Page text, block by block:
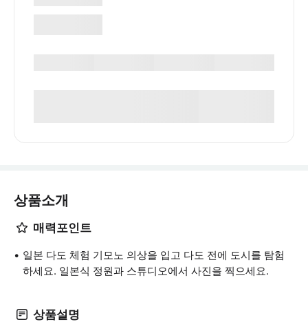
상품소개
매력포인트
일본 다도 체험 기모노 의상을 입고 다도 전에 도시를 탐험
하세요. 일본식 정원과 스튜디오에서 사진을 찍으세요.
상품설명